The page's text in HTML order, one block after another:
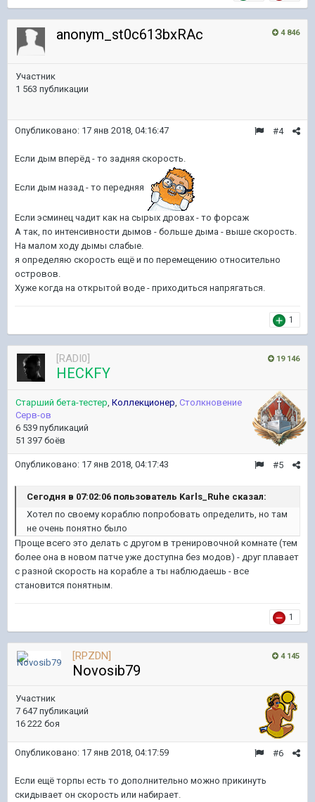
4 846
anonym_st0c613bxRAc
Участник
1 563 публикации
#4
Опубликовано: 17 янв 2018, 04:16:47
Если дым вперёд - то задняя скорость.
Если дым назад - то передняя
Если эсминец чадит как на сырых дровах - то форсаж
А так, по интенсивности дымов - больше дыма - выше скорость.
На малом ходу дымы слабые.
я определяю скорость ещё и по перемещению относительно
островов.
Хуже когда на открытой воде - приходиться напрягаться.
1
19 146
[RADI0]
HECKFY
Старший бета-тестер, Коллекционер, Столкновение
Серв-ов
6 539 публикаций
51 397 боёв
#5
Опубликовано: 17 янв 2018, 04:17:43
Сегодня в 07:02:06 пользователь Karls_Ruhe сказал:
Хотел по своему кораблю попробовать определить, но там
не очень понятно было
Проще всего это делать с другом в тренировочной комнате (тем
более она в новом патче уже доступна без модов) - друг плавает
с разной скорость на корабле а ты наблюдаешь - все
становится понятным.
1
4 145
[RPZDN]
Novosib79
Участник
7 647 публикаций
16 222 боя
#6
Опубликовано: 17 янв 2018, 04:17:59
Если ещё торпы есть то дополнительно можно прикинуть
скидывает он скорость или набирает.